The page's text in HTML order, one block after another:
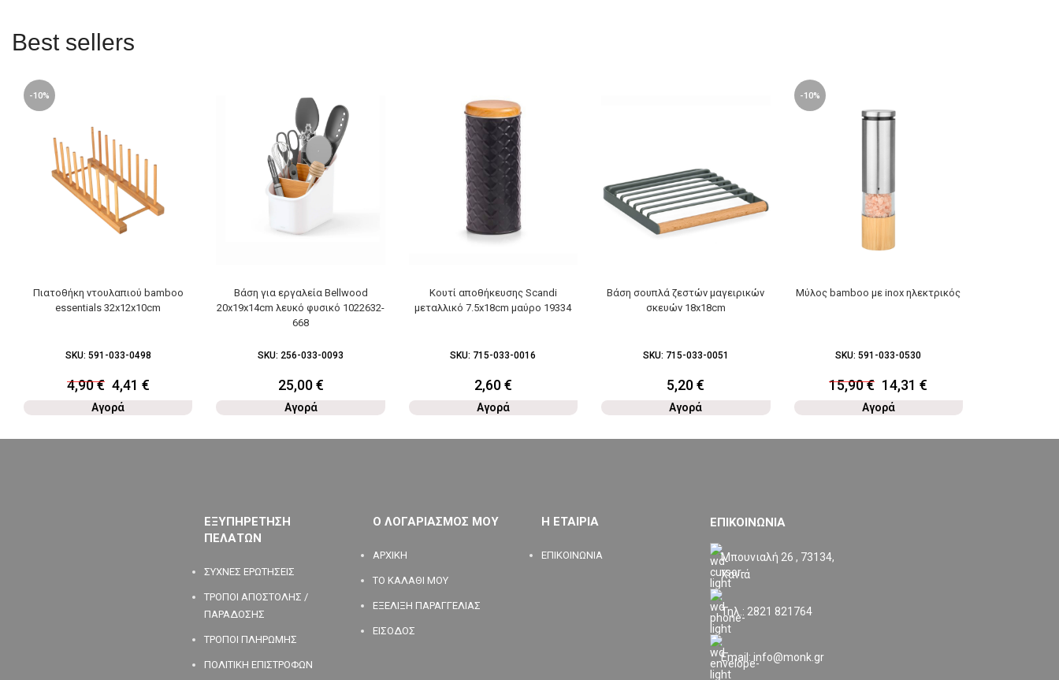
Best sellers
-10%
Πιατοθήκη ντουλαπιού bamboo
essentials 32x12x10cm
SKU: 591-033-0498
4,90€ 4,41 €
Αγορά
Βάση για εργαλεία Bellwood
20x19x14cm λευκό φυσικό 1022632-
668
SKU: 256-033-0093
25,00€
Αγορά
Κουτί αποθήκευσης Scandi
μεταλλικό 7.5x18cm μαύρο 19334
SKU: 715-033-0016
2,60€
Αγορά
Βάση σουπλά ζεστών μαγειρικών
σκευών 18x18cm
SKU: 715-033-0051
5,20€
Αγορά
-10%
Μύλος bamboo με inox ηλεκτρικός
SKU:591-033-0530
15,90€ 14,31€
Αγορά
ΕΞΥΠΗΡΕΤΗΣΗ
ΠΕΛΑΤΩΝ
ΣΥΧΝΕΣ ΕΡΩΤΗΣΕΙΣ
ΤΡΟΠΟΙ ΑΠΟΣΤΟΛΗΣ /
ΠΑΡΑΔΟΣΗΣ
ΤΡΟΠΟΙ ΠΛΗΡΩΜΗΣ
ΠΟΛΙΤΙΚΗ ΕΠΙΣΤΡΟΦΩΝ
Ο ΛΟΓΑΡΙΑΣΜΟΣ ΜΟΥ
ΑΡΧΙΚΗ
ΤΟ ΚΑΛΑΘΙ ΜΟΥ
ΕΞΕΛΙΞΗ ΠΑΡΑΓΓΕΛΙΑΣ
ΕΙΣΟΔΟΣ
Η ΕΤΑΙΡΙΑ
ΕΠΙΚΟΙΝΩΝΙΑ
ΕΠΙΚΟΙΝΩΝΙΑ
Μπουνιαλή 26 , 73134,
Χανιά
Τηλ.: 2821 821764
Email: info@monk.gr